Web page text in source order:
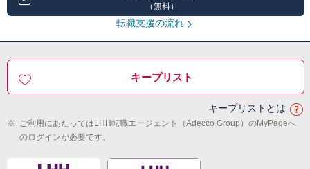
（無料）
転職支援の流れ
キープリスト
キープリストとは
※ ご利用にあたってはLHH転職エージェント（Adecco Group）のMyPageへ
のログインが必要です。